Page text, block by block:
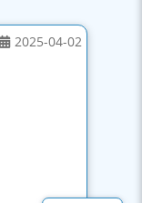
2025-04-02